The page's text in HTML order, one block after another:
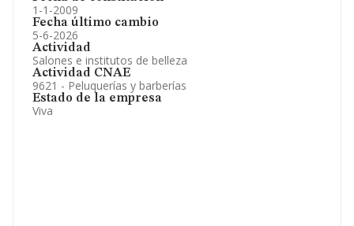
1-1-2009
Fecha último cambio
5-6-2026
Actividad
Salones e institutos de belleza
Actividad CNAE
9621 - Peluquerías y barberías
Estado de la empresa
Viva